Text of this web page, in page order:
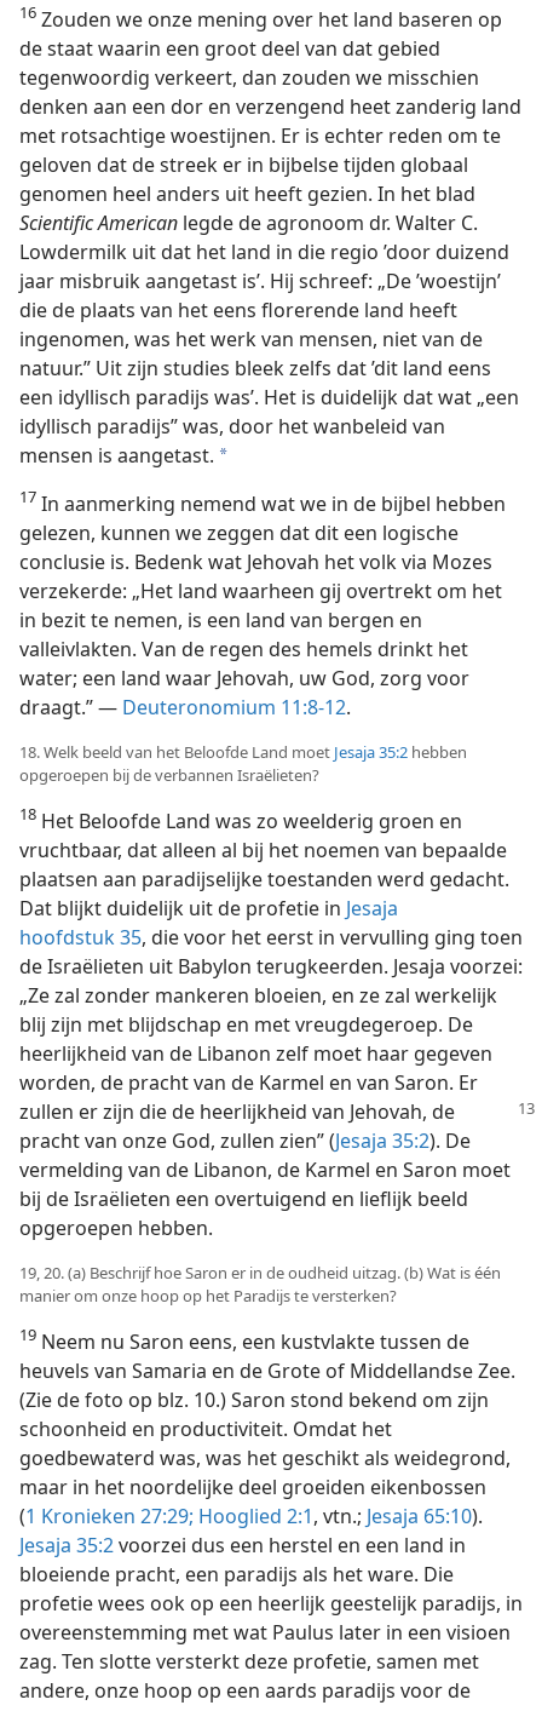
16 Zouden we onze mening over het land baseren op
de staat waarin een groot deel van dat gebied
tegenwoordig verkeert, dan zouden we misschien
denken aan een dor en verzengend heet zanderig land
met rotsachtige woestijnen. Er is echter reden om te
geloven dat de streek er in bijbelse tijden globaal
genomen heel anders uit heeft gezien. In het blad
Scientific American legde de agronoom dr. Walter C.
Lowdermilk uit dat het land in die regio ’door duizend
jaar misbruik aangetast is’. Hij schreef: „De ’woestijn’
die de plaats van het eens florerende land heeft
ingenomen, was het werk van mensen, niet van de
natuur.” Uit zijn studies bleek zelfs dat ’dit land eens
een idyllisch paradijs was’. Het is duidelijk dat wat „een
idyllisch paradijs” was, door het wanbeleid van
mensen is aangetast. a
17 In aanmerking nemend wat we in de bijbel hebben
gelezen, kunnen we zeggen dat dit een logische
conclusie is. Bedenk wat Jehovah het volk via Mozes
verzekerde: „Het land waarheen gij overtrekt om het
in bezit te nemen, is een land van bergen en
valleivlakten. Van de regen des hemels drinkt het
water; een land waar Jehovah, uw God, zorg voor
draagt.” — Deuteronomium 11:8-12.
18. Welk beeld van het Beloofde Land moet Jesaja 35:2 hebben
opgeroepen bij de verbannen Israëlieten?
18 Het Beloofde Land was zo weelderig groen en
vruchtbaar, dat alleen al bij het noemen van bepaalde
plaatsen aan paradijselijke toestanden werd gedacht.
Dat blijkt duidelijk uit de profetie in Jesaja
hoofdstuk 35, die voor het eerst in vervulling ging toen
de Israëlieten uit Babylon terugkeerden. Jesaja voorzei:
„Ze zal zonder mankeren bloeien, en ze zal werkelijk
blij zijn met blijdschap en met vreugdegeroep. De
heerlijkheid van de Libanon zelf moet haar gegeven
worden, de pracht van de Karmel en van Saron. Er
zullen er zijn die de heerlijkheid van Jehovah, de
pracht van onze God, zullen zien” (Jesaja 35:2). De
vermelding van de Libanon, de Karmel en Saron moet
bij de Israëlieten een overtuigend en lieflijk beeld
opgeroepen hebben.
19, 20. (a) Beschrijf hoe Saron er in de oudheid uitzag. (b) Wat is één
manier om onze hoop op het Paradijs te versterken?
19 Neem nu Saron eens, een kustvlakte tussen de
heuvels van Samaria en de Grote of Middellandse Zee.
(Zie de foto op blz. 10.) Saron stond bekend om zijn
schoonheid en productiviteit. Omdat het
goedbewaterd was, was het geschikt als weidegrond,
maar in het noordelijke deel groeiden eikenbossen
(1 Kronieken 27:29; Hooglied 2:1, vtn.; Jesaja 65:10).
Jesaja 35:2voorzei dus een herstel en een land in
bloeiende pracht, een paradijs als het ware. Die
profetie wees ook op een heerlijk geestelijk paradijs, in
overeenstemming met wat Paulus later in een visioen
zag. Ten slotte versterkt deze profetie, samen met
andere, onze hoop op een aards paradijs voor de